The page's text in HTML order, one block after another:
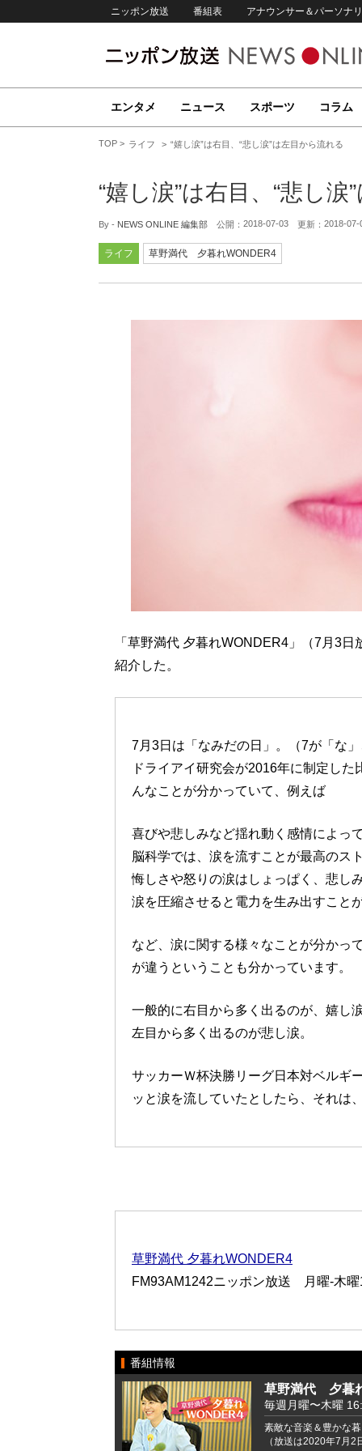
ニッポン放送 番組表 アナウンサー＆パーソナ
エンタメ ニュース スポーツ コラム
TOP ライフ “嬉し涙”は右目、“悲し涙”は左目から流れる
“嬉し涙”は右目、“悲し
By - NEWS ONLINE 編集部 公開： 2018-07-03 更新： 2018-07-
ライフ 草野満代 夕暮れWONDER4
「草野満代 夕暮れWONDER4」（7月3
紹介した。
7月3日は「なみだの日」。（7が「な
ドライアイ研究会が2016年に制定し
んなことが分かっていて、例えば
喜びや悲しみなど揺れ動く感情によっ
脳科学では、涙を流すことが最高のス
悔しさや怒りの涙はしょっぱく、悲し
涙を圧縮させると電力を生み出すこと
など、涙に関する様々なことが分かっ
が違うということも分かっています。
一般的に右目から多く出るのが、嬉し
左目から多く出るのが悲し涙。
サッカーＷ杯決勝リーグ日本対ベルギ
ッと涙を流していたとしたら、それは
草野満代 夕暮れWONDER4
FM93AM1242ニッポン放送 月曜-木曜
番組情報
草野満代 夕暮
毎週月曜〜木曜
素敵な音楽＆豊かな
（放送は2020年7月2